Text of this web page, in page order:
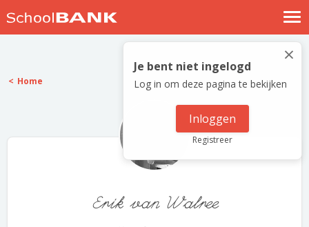
Nostalgische verhalen
Log in
Meld je gratis aan
×
Je bent niet ingelogd
Log in om deze pagina te bekijken
Inloggen
Registreer
Home
Erik van Walree